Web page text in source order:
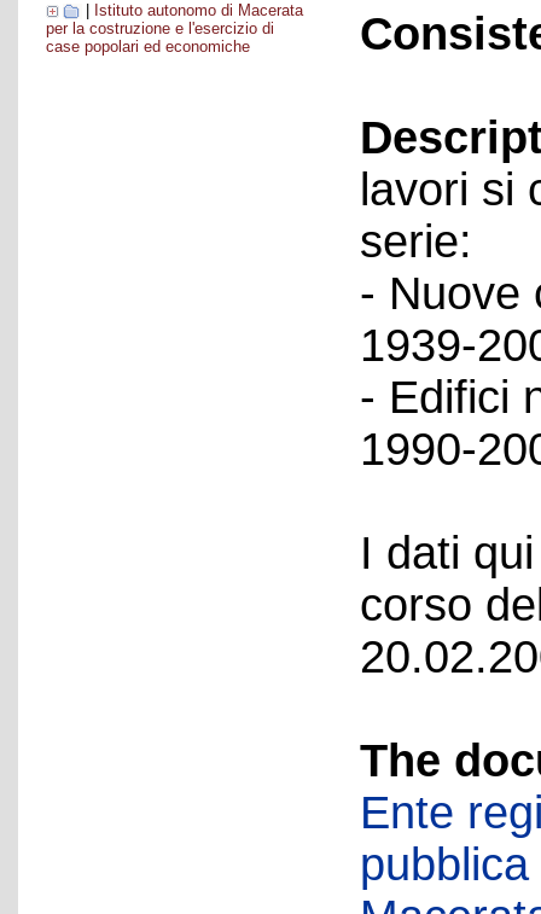
Istituto autonomo di Macerata
per la costruzione e l'esercizio di
case popolari ed economiche
lavori si
serie:
- Nuove
1939-
- Edifici
1990-
I dati
corso
The
Ente